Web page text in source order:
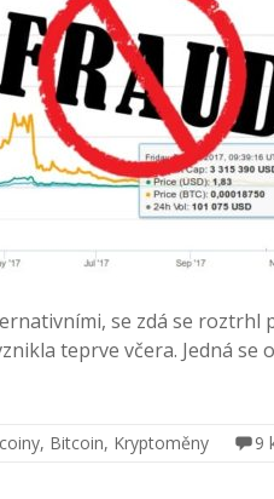
se zdá se roztrhl
teprve včera. Jedná se
, Bitcoin, Kryptoměny 9